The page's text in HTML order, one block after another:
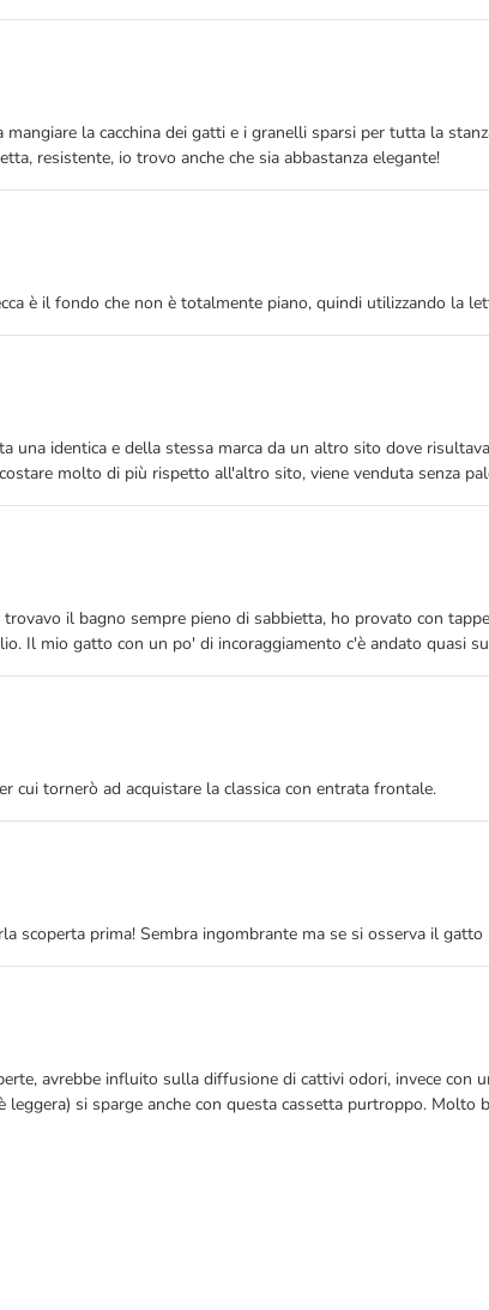
la cacchina dei gatti e i granelli sparsi per tutta la
resistente, io trovo anche che sia abbastanza elegante!
è il fondo che non è totalmente piano, quindi utilizzando la
una identica e della stessa marca da un altro sito dove
molto di più rispetto all'altro sito, viene venduta senza
il bagno sempre pieno di sabbietta, ho provato con
Il mio gatto con un po' di incoraggiamento c'è andato quasi
cui tornerò ad acquistare la classica con entrata frontale.
scoperta prima! Sembra ingombrante ma se si osserva il
avrebbe influito sulla diffusione di cattivi odori, invece
leggera) si sparge anche con questa cassetta purtroppo.